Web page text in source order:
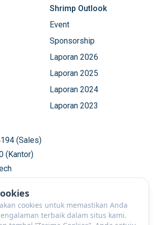
cookies untuk memastikan Anda
terbaik dalam situs kami.
Shrimp Outlook
Event
Sponsorship
Laporan 2026
Laporan 2025
Laporan 2024
Laporan 2023
(Sales)
(Kantor)